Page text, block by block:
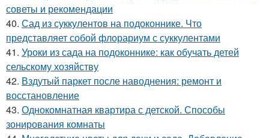
советы и рекомендации
40. Сад из суккулентов на подоконнике. Что
представляет собой флорариум с суккулентами
41. Уроки из сада на подоконнике: как обучать детей
сельскому хозяйству
42. Вздутый паркет после наводнения: ремонт и
восстановление
43. Однокомнатная квартира с детской. Способы
зонирования комнаты